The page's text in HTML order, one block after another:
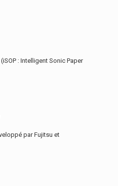
: Intelligent Sonic Paper
par Fujitsu et